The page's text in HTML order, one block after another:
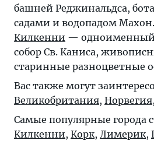
башней Реджинальдса,
садами и водопадом
Килкенни — одноименный
собор Св. Каниса,
старинные разноцветные
Вас также могут
Великобритания, Норвегия,
Самые популярные города
Килкенни, Корк, Лимерик,